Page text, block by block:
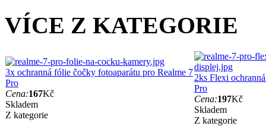
VÍCE Z KATEGORIE
3x ochranná fólie čočky fotoaparátu pro Realme 7
Pro
Cena:167Kč
Skladem
Z kategorie
2ks Flexi
Pro
Cena:197Kč
Skladem
Z kategorie